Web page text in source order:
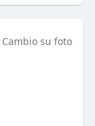
Cambio su foto